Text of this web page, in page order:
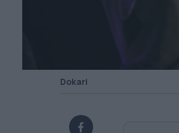
Dokari